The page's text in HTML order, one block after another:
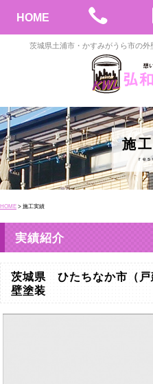
茨城県土浦市・かすみがうら市の
HOME
施
HOME > 施工実績
実績紹介
茨城県 ひたちなか市
壁塗装